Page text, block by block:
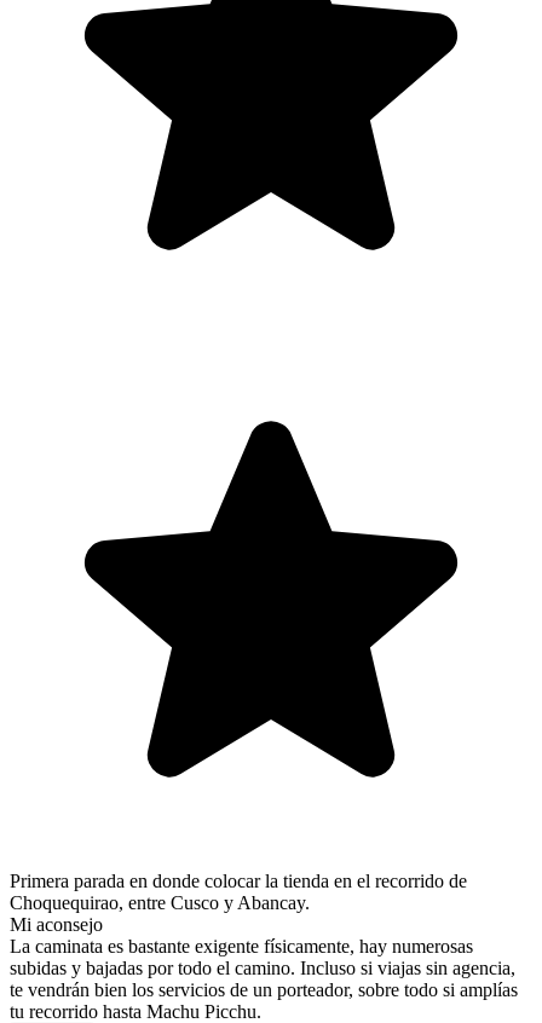
Primera parada en donde colocar la tienda en el recorrido de
Choquequirao, entre Cusco y Abancay.
Mi aconsejo
La caminata es bastante exigente físicamente, hay numerosas
subidas y bajadas por todo el camino. Incluso si viajas sin agencia,
te vendrán bien los servicios de un porteador, sobre todo si amplías
tu recorrido hasta Machu Picchu.